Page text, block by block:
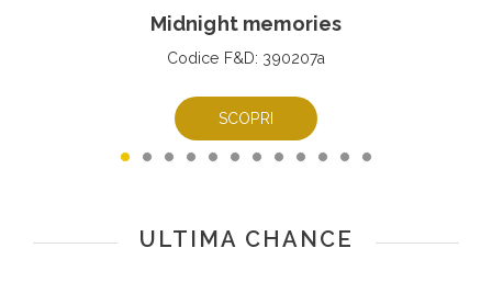
Midnight memories
Codice F&D: 390207a
SCOPRI
ULTIMA CHANCE